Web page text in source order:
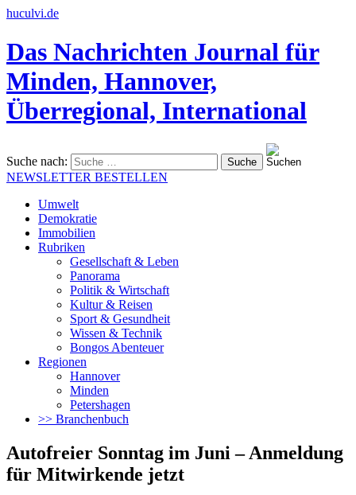
huculvi.de
Das Nachrichten Journal für
Minden, Hannover,
Überregional, International
Suche nach:
NEWSLETTER BESTELLEN
Umwelt
Demokratie
Immobilien
Rubriken
Gesellschaft & Leben
Panorama
Politik & Wirtschaft
Kultur & Reisen
Sport & Gesundheit
Wissen & Technik
Bongos Abenteuer
Regionen
Hannover
Minden
Petershagen
>> Branchenbuch
Autofreier Sonntag im Juni – Anmeldung
für Mitwirkende jetzt